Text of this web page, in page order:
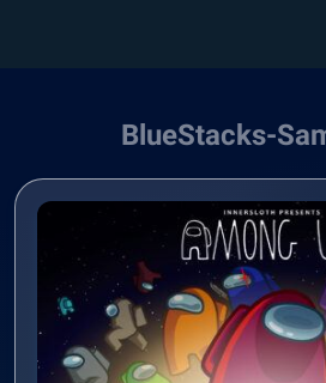
BlueStacks-